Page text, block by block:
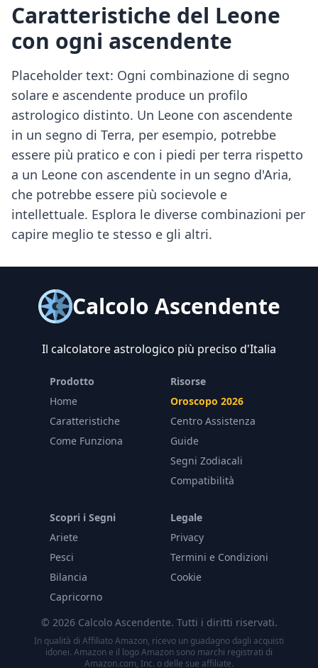
Caratteristiche del Leone
con ogni ascendente
Placeholder text: Ogni combinazione di segno
solare e ascendente produce un profilo
astrologico distinto. Un Leone con ascendente
in un segno di Terra, per esempio, potrebbe
essere più pratico e con i piedi per terra rispetto
a un Leone con ascendente in un segno d'Aria,
che potrebbe essere più socievole e
intellettuale. Esplora le diverse combinazioni per
capire meglio te stesso e gli altri.
Calcolo Ascendente
Il calcolatore astrologico più preciso d'Italia
Prodotto
Home
Caratteristiche
Come Funziona
Risorse
Oroscopo 2026
Centro Assistenza
Guide
Segni Zodiacali
Compatibilità
Scopri i Segni
Ariete
Pesci
Bilancia
Capricorno
Legale
Privacy
Termini e Condizioni
Cookie
© 2026 Calcolo Ascendente. Tutti i diritti riservati.
In qualità di Affiliato Amazon, ricevo un guadagno dagli acquisti
idonei. Amazon e il logo Amazon sono marchi registrati di
Amazon.com, Inc. o delle sue affiliate.